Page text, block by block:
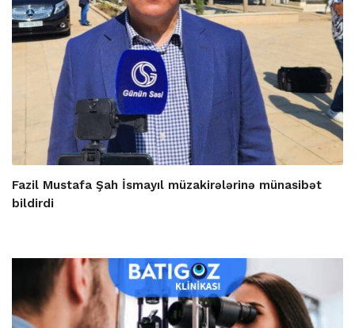
Fazil Mustafa Şah İsmayıl müzakirələrinə münasibət
bildirdi